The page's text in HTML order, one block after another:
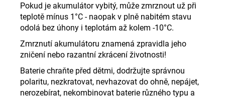
Pokud je akumulátor vybitý, může zmrznout už při
teplotě mínus 1°C - naopak v plně nabitém stavu
odolá bez úhony i teplotám až kolem -10°C.
Zmrznutí akumulátoru znamená zpravidla jeho
zničení nebo razantní zkrácení životnosti!
Baterie chraňte před dětmi, dodržujte správnou
polaritu, nezkratovat, nevhazovat do ohně, nepájet,
nerozebírat, nekombinovat baterie různého typu a